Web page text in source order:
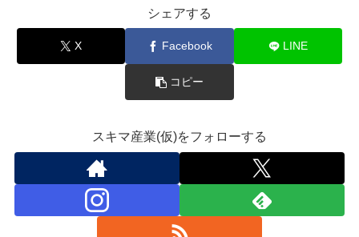
シェアする
X Facebook LINE
コピー
スキマ産業(仮)をフォローする